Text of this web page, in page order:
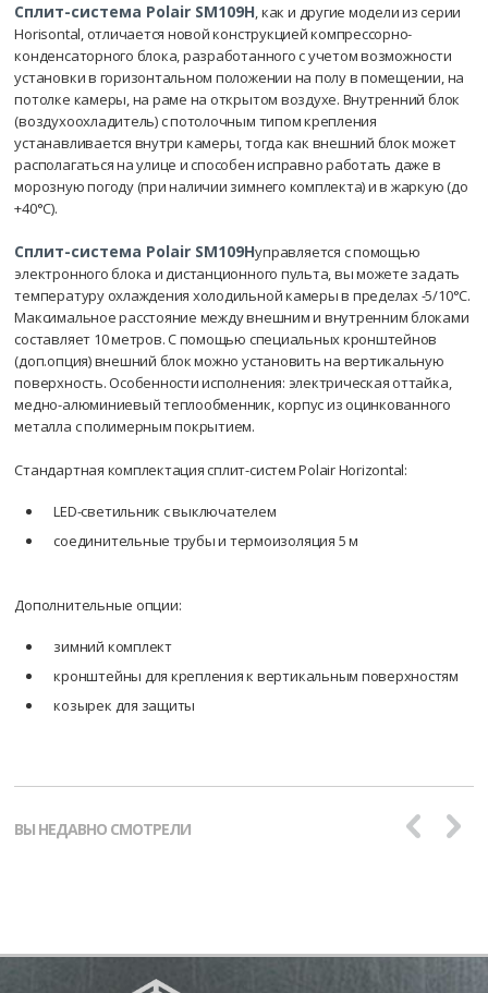
Сплит-система Polair SM109H, как и другие модели из серии
Horisontal, отличается новой конструкцией компрессорно-
конденсаторного блока, разработанного с учетом возможности
установки в горизонтальном положении на полу в помещении, на
потолке камеры, на раме на открытом воздухе. Внутренний блок
(воздухоохладитель) с потолочным типом крепления
устанавливается внутри камеры, тогда как внешний блок может
располагаться на улице и способен исправно работать даже в
морозную погоду (при наличии зимнего комплекта) и в жаркую (до
+40°С).
Сплит-система Polair SM109Hуправляется с помощью
электронного блока и дистанционного пульта, вы можете задать
температуру охлаждения холодильной камеры в пределах -5/10°С.
Максимальное расстояние между внешним и внутренним блоками
составляет 10 метров. С помощью специальных кронштейнов
(доп.опция) внешний блок можно установить на вертикальную
поверхность. Особенности исполнения: электрическая оттайка,
медно-алюминиевый теплообменник, корпус из оцинкованного
металла с полимерным покрытием.
Стандартная комплектация сплит-систем Polair Horizontal:
LED-светильник с выключателем
соединительные трубы и термоизоляция 5 м
Дополнительные опции:
зимний комплект
кронштейны для крепления к вертикальным поверхностям
козырек для защиты
ВЫ НЕДАВНО СМОТРЕЛИ